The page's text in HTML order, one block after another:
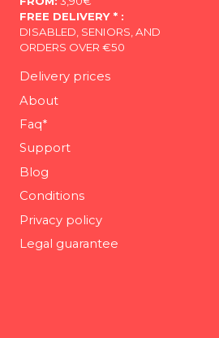
FREE DELIVERY * :
DISABLED, SENIORS, AND
ORDERS OVER €50
Delivery prices
About
Faq*
Support
Blog
Conditions
Privacy policy
Legal guarantee